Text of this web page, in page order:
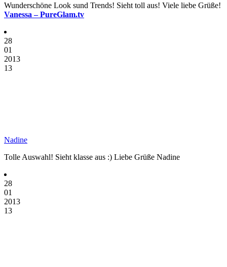
Wunderschöne Look sund Trends! Sieht toll aus! Viele liebe Grüße!
Vanessa – PureGlam.tv
28
01
2013
13
Nadine
Tolle Auswahl! Sieht klasse aus :) Liebe Grüße Nadine
28
01
2013
13